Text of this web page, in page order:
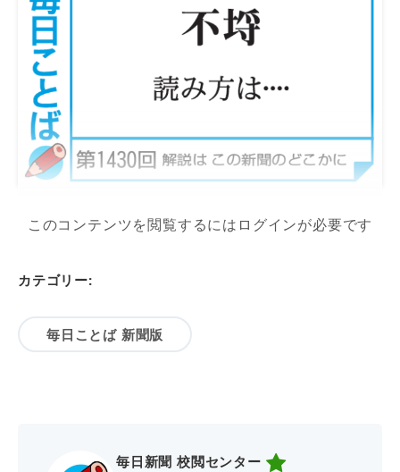
このコンテンツを閲覧するにはログインが必要です
カテゴリー:
毎日ことば 新聞版
毎日新聞 校閲センター